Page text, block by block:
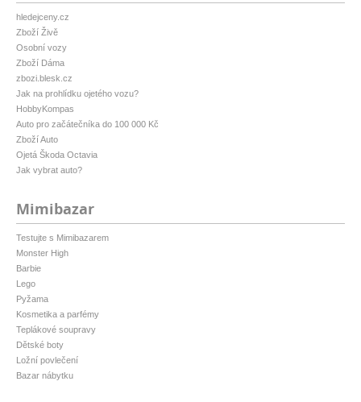
hledejceny.cz
Zboží Živě
Osobní vozy
Zboží Dáma
zbozi.blesk.cz
Jak na prohlídku ojetého vozu?
HobbyKompas
Auto pro začátečníka do 100 000 Kč
Zboží Auto
Ojetá Škoda Octavia
Jak vybrat auto?
Mimibazar
Testujte s Mimibazarem
Monster High
Barbie
Lego
Pyžama
Kosmetika a parfémy
Teplákové soupravy
Dětské boty
Ložní povlečení
Bazar nábytku